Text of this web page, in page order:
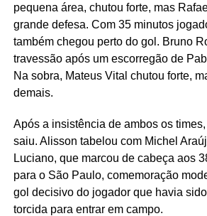
pequena área, chutou forte, mas
grande defesa. Com 35 minutos
também chegou perto do gol. Bruno
travessão após um escorregão de
Na sobra, Mateus Vital chutou forte,
demais.
Após a insistência de ambos os
saiu. Alisson tabelou com Michel
Luciano, que marcou de cabeça aos
para o São Paulo, comemoração
gol decisivo do jogador que havia
torcida para entrar em campo.